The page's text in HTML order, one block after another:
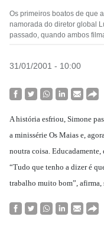
Os primeiros boatos de que
namorada do diretor global
passado, quando ambos
31/01/2001 - 10:00
A história esfriou, Simone
a minissérie Os Maias e,
noutra coisa.
“Tudo que tenho a dizer é
trabalho muito bom”, afirma,